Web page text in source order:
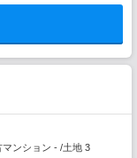
ンション - /土地 3